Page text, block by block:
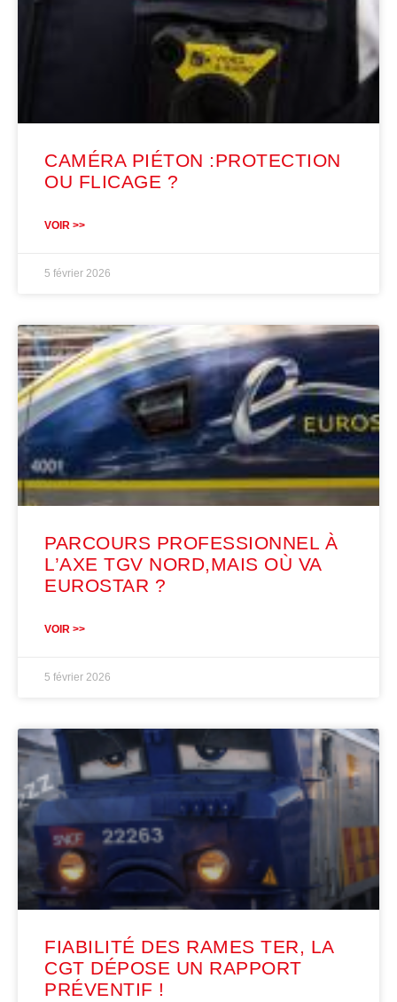
CAMÉRA PIÉTON :PROTECTION
OU FLICAGE ?
VOIR >>
5 février 2026
PARCOURS PROFESSIONNEL À
L’AXE TGV NORD,MAIS OÙ VA
EUROSTAR ?
VOIR >>
5 février 2026
FIABILITÉ DES RAMES TER, LA
CGT DÉPOSE UN RAPPORT
PRÉVENTIF !